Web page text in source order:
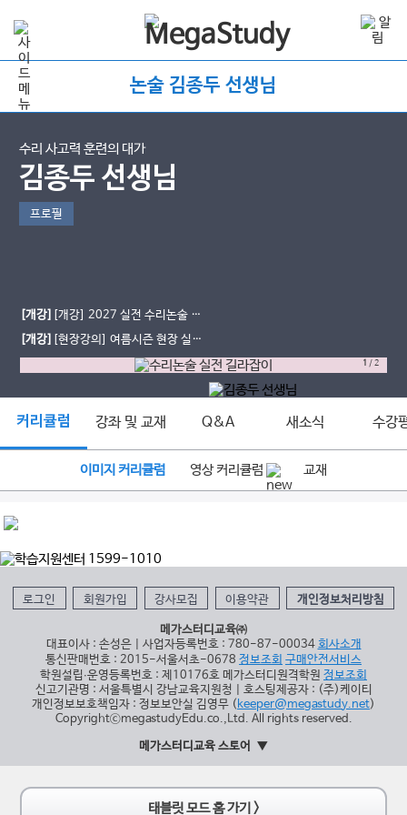
논술 김종두 선생님
수리 사고력 훈련의 대가
김종두 선생님
프로필
[개강] [개강] 2027 실전 수리논술 길
라잡이
[개강] [현장강의] 여름시즌 현장 실전
반 시간표
1 /2
커리큘럼 강좌 및 교재 Q&A 새소식 수강
이미지 커리큘럼 영상 커리큘럼 교재
로그인 회원가입 강사모집 이용약관 개인정보처리방침
메가스터디교육㈜
대표이사 : 손성은 | 사업자등록번호 : 780-87-00034 회사소개
통신판매번호 : 2015-서울서초-0678 정보조회 구매안전서비스
학원설립∙운영등록번호 : 제10176호 메가스터디원격학원 정보조회
신고기관명 : 서울특별시 강남교육지원청 | 호스팅제공자 : (주)케이티
개인정보보호책임자 : 정보보안실 김영무 (keeper@megastudy.net)
CopyrightⓒmegastudyEdu.co.,Ltd. All rights reserved.
메가스터디교육 스토어
태블릿 모드 홈 가기 >